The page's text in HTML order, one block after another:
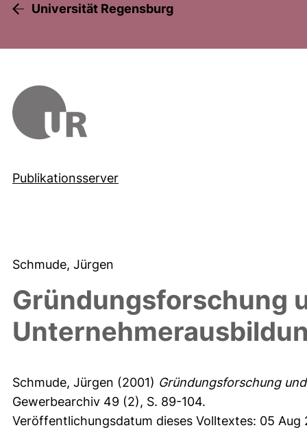
Universität Regensburg
Publikationsserver
Schmude, Jürgen
Gründungsforschung
Schmude, Jürgen (2001) Gründungsforschung
Gewerbearchiv 49 (2), S. 89-104.
Veröffentlichungsdatum dieses Volltextes: 05 Aug